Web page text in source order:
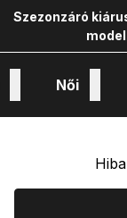
Szezonzáró
Női